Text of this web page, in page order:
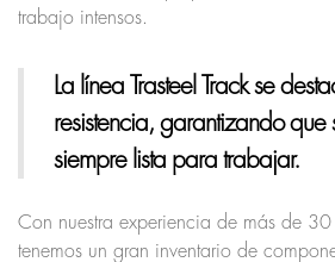
trabajo intensos.
La línea Trasteel Trackse
resistencia, garantizando que
siempre lista para trabajar.
Con nuestra experiencia de más de 30
tenemos un gran inventario de